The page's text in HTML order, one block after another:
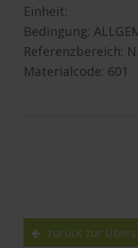
Einheit:
Bedingung:
Referenzbereich:
Materialcode: 601
zurück zur